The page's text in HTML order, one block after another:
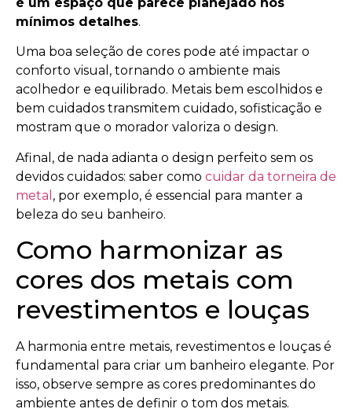
mínimos detalhes.
Uma boa seleção de cores pode até impactar o
conforto visual, tornando o ambiente mais
acolhedor e equilibrado. Metais bem escolhidos e
bem cuidados transmitem cuidado, sofisticação e
mostram que o morador valoriza o design.
Afinal, de nada adianta o design perfeito sem os
devidos cuidados: saber como cuidar da torneira de
metal , por exemplo, é essencial para manter a
beleza do seu banheiro.
Como harmonizar as
cores dos metais com
revestimentos e louças
A harmonia entre metais, revestimentos e louças é
fundamental para criar um banheiro elegante. Por
isso, observe sempre as cores predominantes do
ambiente antes de definir o tom dos metais.